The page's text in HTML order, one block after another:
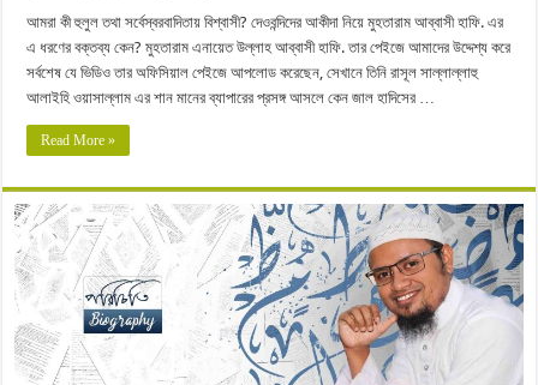
আমরা কী হুলুল তথা সর্বেস্বরবাদিতায় বিশ্বাসী? দেওবন্দিদের আকীদা নিয়ে মুহতারাম আব্বাসী হাফি. এর
এ ধরণের বক্তব্য কেন? মুহতারাম এনায়েত উল্লাহ আব্বাসী হাফি. তার পেইজে আমাদের উদ্দেশ্য করে
সর্বশেষ যে ভিডিও তার অফিসিয়াল পেইজে আপলোড করেছেন, সেখানে তিনি রাসূল সাল্লাল্লাহু
আলাইহি ওয়াসাল্লাম এর শান মানের ব্যাপারের প্রসঙ্গ আসলে কেন জাল হাদিসের …
Read More »